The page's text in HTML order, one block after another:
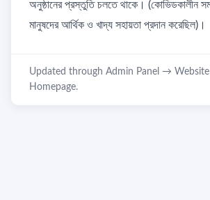
অনুষ্ঠানের প্রস্তুতি চলতে থাকে। (কোভিডকালীন
মানুষদের আর্থিক ও খাদ্য সহায়তা প্রদান করেছিল)।
Updated through Admin Panel →
Homepage.